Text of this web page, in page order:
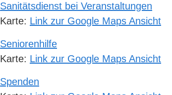
Sanitätsdienst bei Veranstaltungen
Karte: Link zur Google Maps Ansicht
Seniorenhilfe
Karte: Link zur Google Maps Ansicht
Spenden